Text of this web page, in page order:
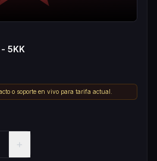
5KK
o soporte en vivo para tarifa actual.
+